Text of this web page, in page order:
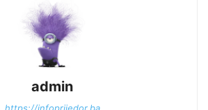
admin
https://infoprijedor.ba